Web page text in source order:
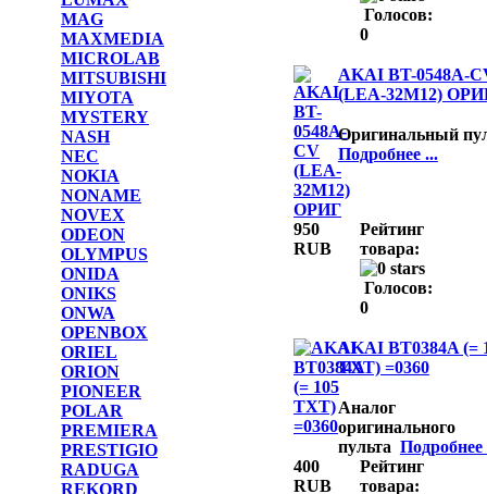
MAG
MAXMEDIA
MICROLAB
MITSUBISHI
MIYOTA
MYSTERY
NASH
NEC
NOKIA
NONAME
NOVEX
ODEON
OLYMPUS
ONIDA
ONIKS
ONWA
OPENBOX
ORIEL
ORION
PIONEER
POLAR
PREMIERA
PRESTIGIO
RADUGA
REKORD
Голосов:
0
AKAI BT-0548A-
(LEA-32M12)
Оригинальный
Подробнее ...
950
RUB
Рейтинг
товара:
Голосов:
0
AKAI BT0384A (=
TXT) =0360
Аналог
оригинального
пульта Подробнее
400
RUB
Рейтинг
товара: